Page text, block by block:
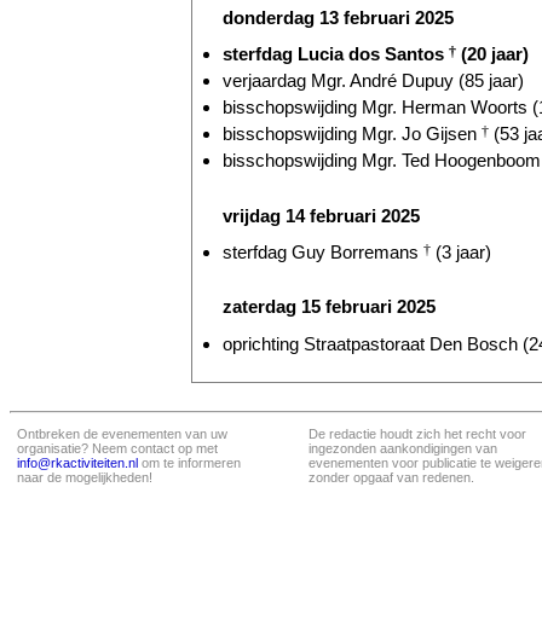
donderdag 13 februari 2025
sterfdag Lucia dos Santos † (20 jaar)
verjaardag Mgr. André Dupuy (85 jaar)
bisschopswijding Mgr. Herman Woorts
bisschopswijding Mgr. Jo Gijsen † (53
bisschopswijding Mgr. Ted
vrijdag 14 februari 2025
sterfdag Guy Borremans † (3 jaar)
zaterdag 15 februari 2025
oprichting Straatpastoraat Den Bosch
Ontbreken de evenementen van uw
organisatie? Neem contact op met
info@rkactiviteiten.nl om te informeren
naar de mogelijkheden!
De redactie houdt zich het recht voor
ingezonden aankondigingen van
evenementen voor publicatie te
zonder opgaaf van redenen.